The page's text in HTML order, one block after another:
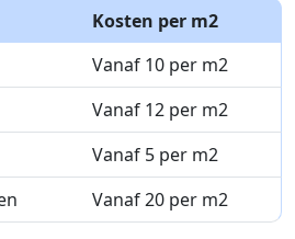
Kosten per m2
Vanaf 10 per m2
Vanaf 12 per m2
Vanaf 5 per m2
Vanaf 20 per m2